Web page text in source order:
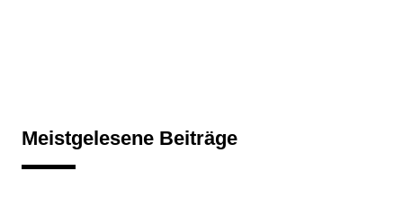
Meistgelesene Beiträge